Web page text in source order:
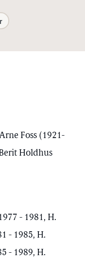
Foss (1921-
Holdhus
- 1981, H.
- 1985, H.
- 1989, H.